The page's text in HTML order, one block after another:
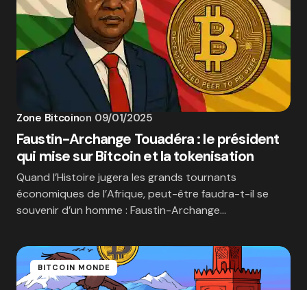
Zone Bitcoinon 09/01/2025
Faustin-Archange Touadéra : le président
qui mise sur Bitcoin et la tokenisation
Quand l’Histoire jugera les grands tournants
économiques de l’Afrique, peut-être faudra-t-il se
souvenir d’un homme : Faustin-Archange…
BITCOIN MONDE